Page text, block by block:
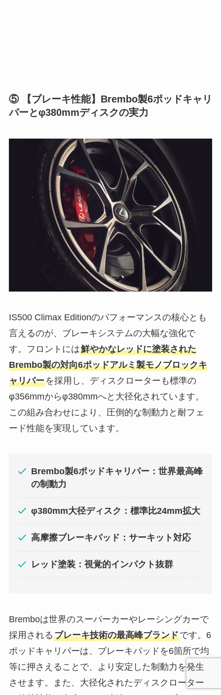
⑤ 【ブレーキ性能】Brembo製6ポッドキャリ
パーとφ380mmディスクの実力
IS500 Climax Editionのパフォーマンスの核心とも
言えるのが、ブレーキシステムの大幅な強化で
す。フロントには鮮やかなレッドに塗装された
Brembo製の対向6ポッドアルミ製モノブロックキ
ャリパーを採用し、ディスクローターも標準の
φ356mmからφ380mmへと大径化されています。
この組み合わせにより、圧倒的な制動力と耐フェ
ード性能を実現しています。
Brembo製6ポッドキャリパー：世界最高峰
の制動力
φ380mm大径ディスク：標準比24mm拡大
高摩擦ブレーキパッド：サーキット対応
レッド塗装：視覚的インパクト抜群
Bremboは世界のスーパーカーやレーシングカーで
採用されるブレーキ技術の最高峰ブランドです。6
ポッドキャリパーは、ブレーキパッドを6箇所で均
等に押さえることで、より安定した制動力を発生
させます。また、大径化されたディスクローター